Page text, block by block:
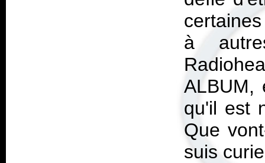
à
ALBUM,
qu'il est
Que
suis